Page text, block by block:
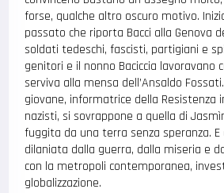
forse, qualche altro oscuro motivo.
passato che riporta Bacci alla Genova
soldati tedeschi, fascisti, partigiani e
genitori e il nonno Baciccia lavoravano
serviva alla mensa dell’Ansaldo
giovane, informatrice della Resistenza
nazisti, si sovrappone a quella di
fuggita da una terra senza speranza.
dilaniata dalla guerra, dalla miseria e
con la metropoli contemporanea,
globalizzazione.